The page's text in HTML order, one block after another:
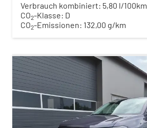
Verbrauch kombiniert: 5,80 l/100km
CO2-Klasse: D
CO2-Emissionen: 132,00 g/km